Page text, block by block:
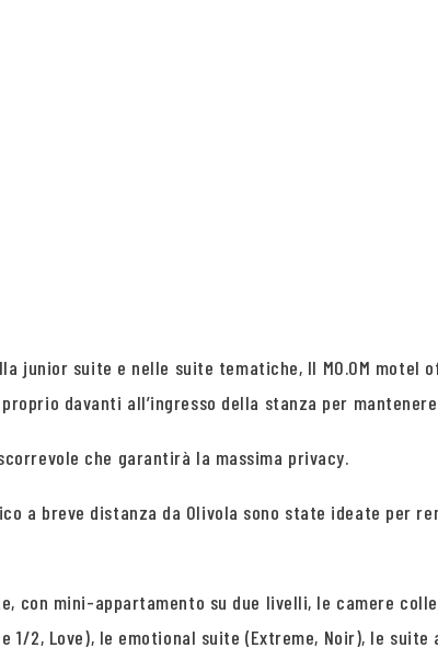
junior suite e nelle suite tematiche, Il MO.OM
davanti all’ingresso della stanza per
che garantirà la massima privacy.
a breve distanza da Olivola sono state ideate per
con mini-appartamento su due livelli, le camere
1/2, Love), le emotional suite (Extreme, Noir), le